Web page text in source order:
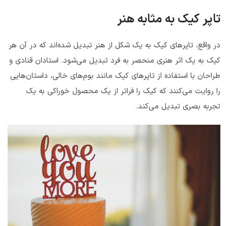
تاپر کیک به مثابه هنر
در واقع، تاپرهای کیک به یک شکل از هنر تبدیل شده‌اند که در آن هر
کیک به یک اثر هنری منحصر به فرد تبدیل می‌شود. استادان قنادی و
طراحان با استفاده از تاپرهای کیک مانند بوم‌های خالی، داستان‌هایی
را روایت می‌کنند که کیک را فراتر از یک محصول خوراکی به یک
تجربه بصری تبدیل می‌کند.